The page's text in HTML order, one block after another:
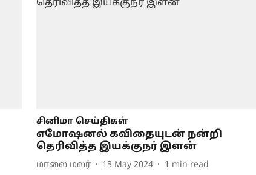
சினிமா செய்திகள்
எமோஷனல் கவிதையுடன் நன்றி
தெரிவித்த இயக்குநர் இளன்
மாலை மலர் 13 May 2024 1 min read